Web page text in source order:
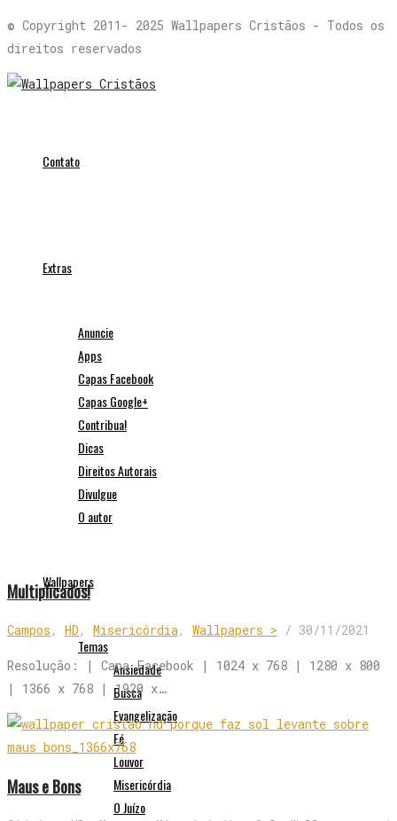
© Copyright 2011- 2025 Wallpapers Cristãos - Todos os
direitos reservados
Contato
Extras
Anuncie
Apps
Capas Facebook
Capas Google+
Contribua!
Dicas
Direitos Autorais
Divulgue
O autor
Wallpapers
Temas
Ansiedade
Busca
Evangelização
Fé
Louvor
Misericórdia
O Juízo
Multiplicados!
Campos , HD , Misericórdia, Wallpapers > / 30/11/2021
Resolução: | Capa Facebook | 1024 x 768 | 1280 x 800
| 1366 x 768 | 1920 x…
Maus e Bons